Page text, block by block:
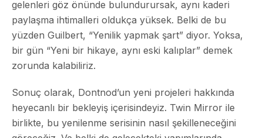
gelenleri göz önünde bulundurursak, aynı kaderi
paylaşma ihtimalleri oldukça yüksek. Belki de bu
yüzden Guilbert, “Yenilik yapmak şart” diyor. Yoksa,
bir gün “Yeni bir hikaye, aynı eski kalıplar” demek
zorunda kalabiliriz.
Sonuç olarak, Dontnod’un yeni projeleri hakkında
heyecanlı bir bekleyiş içerisindeyiz. Twin Mirror ile
birlikte, bu yenilenme serisinin nasıl şekilleneceğini